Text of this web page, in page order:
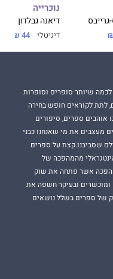
גרייבס
נוכרייה
דיאנה גבלדון
דיגיטלי 44 ₪
שיותר סופרים וסופרות
לתת לקוראים חופש בחירה
אוהבים ספרים, סיפורים
מעצבים את מי שאנחנו כבני
שסביבנו.קצת על ספרים
מהמהפכה של
אשר פתחה את שוק
ומוכשרים ובעיקר חשפה את
של ספרים בשלל נושאים